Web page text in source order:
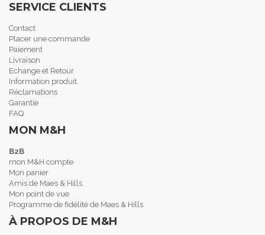
SERVICE CLIENTS
Contact
Placer une commande
Paiement
Livraison
Echange et Retour
Information produit.
Réclamations
Garantie
FAQ
MON M&H
B2B
mon M&H compte
Mon panier
Amis de Maes & Hills
Mon point de vue
Programme de fidélité de Maes & Hills
À PROPOS DE M&H